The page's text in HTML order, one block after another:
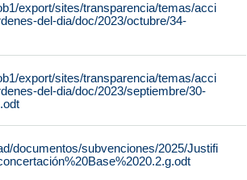
export/sites/transparencia/temas/acci
del-dia/doc/2023/octubre/34-
export/sites/transparencia/temas/acci
del-dia/doc/2023/septiembre/30-
documentos/subvenciones/2025/Justifi